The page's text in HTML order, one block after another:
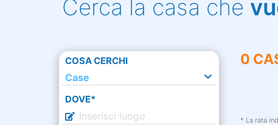
Cerca la casa che
COSA CERCHI
Case
DOVE*
0
* La rata